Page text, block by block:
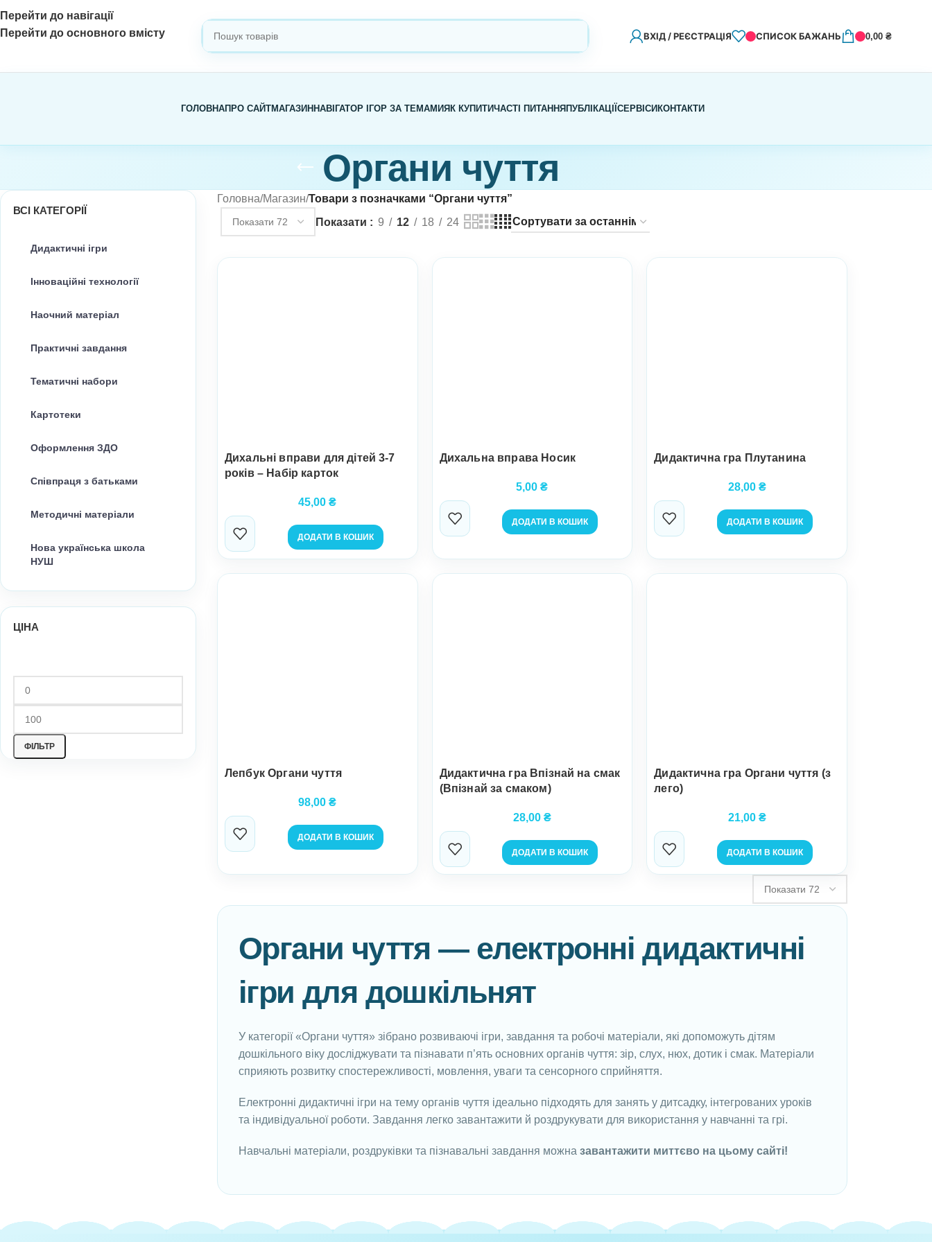
Перейти до навігації
Перейти до основного вмісту
ВХІД / РЕЄСТРАЦІЯ СПИСОК БАЖАНЬ 0,00₴
ГОЛОВНАПРО САЙТМАГАЗИН НАВІГАТОР ІГОР ЗА ТЕМАМИЯК КУПИТИЧАСТІ ПИТАННЯ ПУБЛІКАЦІЇ СЕРВІСИ КОНТАКТИ
Органи чуття
ВСІ КАТЕГОРІЇ
Дидактичні ігри
Інноваційні технології
Наочний матеріал
Практичні завдання
Тематичні набори
Картотеки
Оформлення ЗДО
Співпраця з батьками
Методичні матеріали
Нова українська школа
НУШ
ЦІНА
ФІЛЬТР
Головна/Магазин/Товари з позначками “Органи чуття”
Показати
9 12 18 24
Дихальні вправи для дітей 3-7
років – Набір карток
45,00₴
ДОДАТИ В КОШИК
Дихальна вправа Носик
5,00₴
ДОДАТИ В КОШИК
Дидактична гра Плутанина
28,00 ₴
ДОДАТИ В КОШИК
Лепбук Органи чуття
98,00₴
ДОДАТИ В КОШИК
Дидактична гра Впізнай на смак
(Впізнай за смаком)
28,00 ₴
ДОДАТИ В КОШИК
Дидактична гра Органи чуття (з
лего)
21,00 ₴
ДОДАТИ В КОШИК
Органи чуття — електронні дидактичні
ігри для дошкільнят
У категорії «Органи чуття» зібрано розвиваючі ігри, завдання та робочі матеріали, які допоможуть дітям
дошкільного віку досліджувати та пізнавати п’ять основних органів чуття: зір, слух, нюх, дотик і смак. Матеріали
сприяють розвитку спостережливості, мовлення, уваги та сенсорного сприйняття.
Електронні дидактичні ігри на тему органів чуття ідеально підходять для занять у дитсадку, інтегрованих уроків
та індивідуальної роботи. Завдання легко завантажити й роздрукувати для використання у навчанні та грі.
Навчальні матеріали, роздруківки та пізнавальні завдання можна завантажити миттєво на цьому сайті!